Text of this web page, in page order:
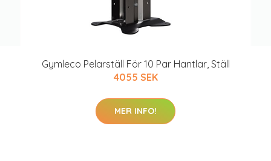
Gymleco Pelarställ För 10 Par Hantlar, Ställ
4055 SEK
MER INFO!